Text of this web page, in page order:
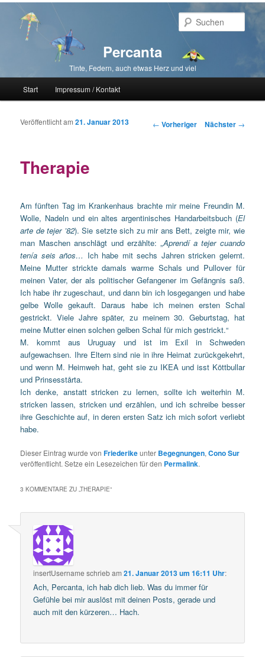
Percanta
Tinte, Federn, auch etwas Herz und viel
Zum primären Inhalt springen
Zum sekundären Inhalt springen
Start Impressum / Kontakt
Beitragsnavigation
← Vorheriger Nächster →
Therapie
Veröffentlicht am21. Januar 2013
Am fünften Tag im Krankenhaus brachte mir meine Freundin M.
Wolle, Nadeln und ein altes argentinisches Handarbeitsbuch (El
arte de tejer ’82). Sie setzte sich zu mir ans Bett, zeigte mir, wie
man Maschen anschlägt und erzählte: „Aprendí a tejer cuando
tenía seis años… Ich habe mit sechs Jahren stricken gelernt.
Meine Mutter strickte damals warme Schals und Pullover für
meinen Vater, der als politischer Gefangener im Gefängnis saß.
Ich habe ihr zugeschaut, und dann bin ich losgegangen und habe
gelbe Wolle gekauft. Daraus habe ich meinen ersten Schal
gestrickt. Viele Jahre später, zu meinem 30. Geburtstag, hat
meine Mutter einen solchen gelben Schal für mich gestrickt.“
M. kommt aus Uruguay und ist im Exil in Schweden
aufgewachsen. Ihre Eltern sind nie in ihre Heimat zurückgekehrt,
und wenn M. Heimweh hat, geht sie zu IKEA und isst Köttbullar
und Prinsesstårta.
Ich denke, anstatt stricken zu lernen, sollte ich weiterhin M.
stricken lassen, stricken und erzählen, und ich schreibe besser
ihre Geschichte auf, in deren ersten Satz ich mich sofort verliebt
habe.
Dieser Eintrag wurde vonFriederikeunter Begegnungen,Cono Sur
veröffentlicht. Setze ein Lesezeichen für den Permalink.
3 KOMMENTARE ZU „THERAPIE“
insertUsername schriebam21. Januar 2013 um 16:11 Uhr:
Ach, Percanta, ich hab dich lieb. Was du immer für
Gefühle bei mir auslöst mit deinen Posts, gerade und
auch mit den kürzeren… Hach.